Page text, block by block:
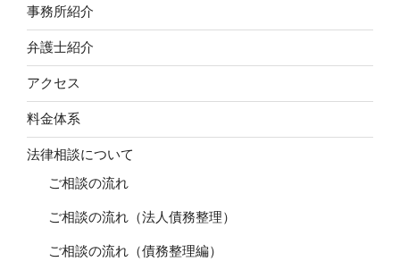
事務所紹介
弁護士紹介
アクセス
料金体系
法律相談について
ご相談の流れ
ご相談の流れ（法人債務整理）
ご相談の流れ（債務整理編）